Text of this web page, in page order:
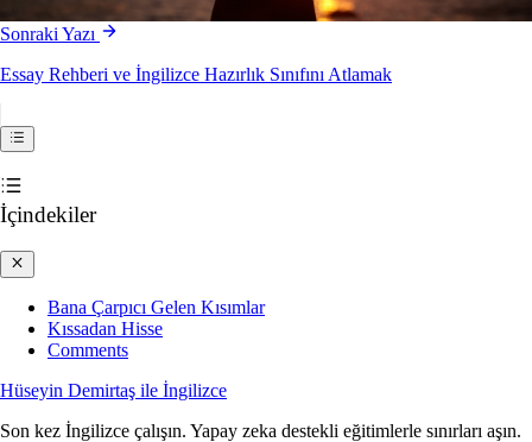
Sonraki Yazı
Essay Rehberi ve İngilizce Hazırlık Sınıfını Atlamak
İçindekiler
Bana Çarpıcı Gelen Kısımlar
Kıssadan Hisse
Comments
Hüseyin Demirtaş ile İngilizce
Son kez İngilizce çalışın. Yapay zeka destekli eğitimlerle sınırları aşın.